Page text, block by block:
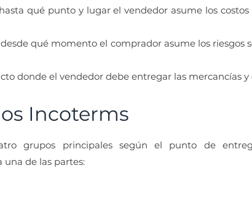
qué punto y lugar el vendedor asume los
qué momento el comprador asume los riesgos
donde el vendedor debe entregar las mercancías
Incoterms
grupos principales según el punto de
una de las partes: